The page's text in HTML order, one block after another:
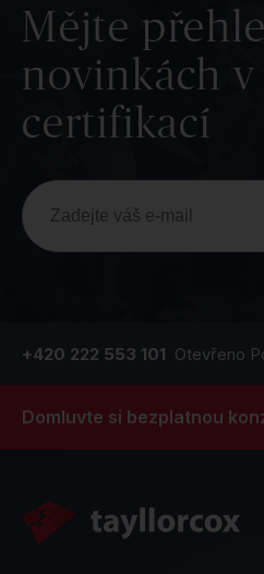
Mějte
novinkách v
certifikací
+420 222 553 101 Otevřeno
Domluvte si bezplatnou